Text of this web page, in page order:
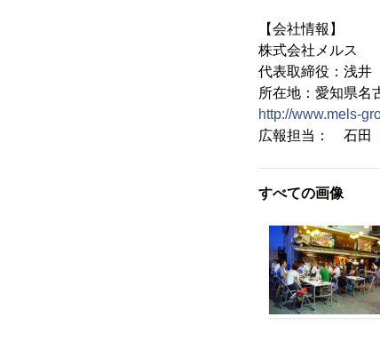
【会社情報】
株式会社メルス
代表取締役：浅
所在地：愛知県名
http://www.mels-
広報担当： 石田
すべての画像